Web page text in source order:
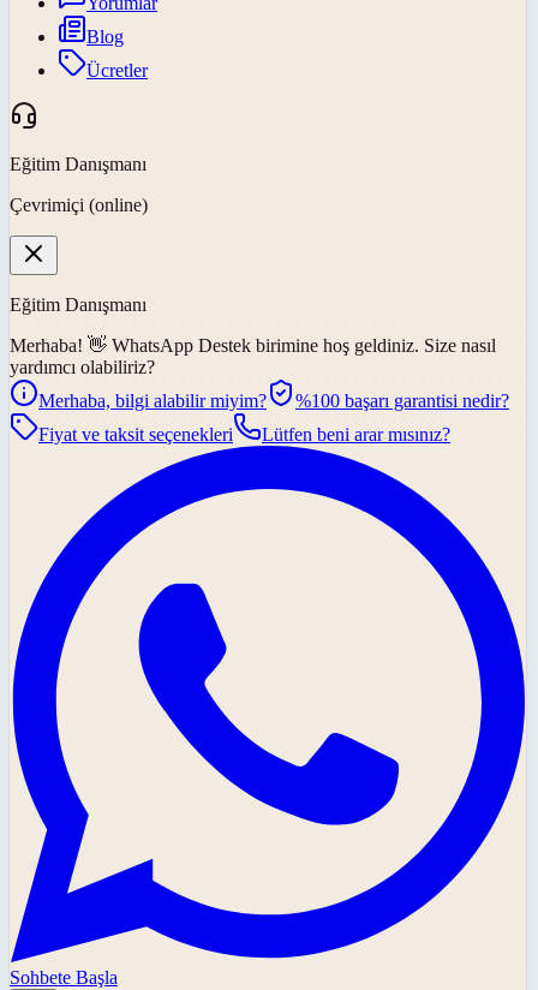
Blog
Ücretler
Eğitim Danışmanı
Çevrimiçi (online)
Eğitim Danışmanı
Merhaba! 👋 WhatsApp Destek birimine hoş geldiniz. Size nasıl
yardımcı olabiliriz?
Merhaba, bilgi alabilir miyim?
%100 başarı garantisi nedir?
Fiyat ve taksit seçenekleri
Lütfen beni arar mısınız?
Sohbete Başla